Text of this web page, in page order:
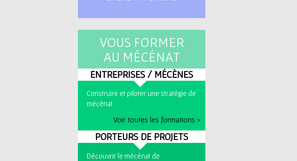
VOUS FORMER
AU MÉCÉNAT
ENTREPRISES / MÉCÈNES
Construire et piloter une stratégie de
mécénat
Voir toutes les formations >
PORTEURS DE PROJETS
Découvrir le mécénat de